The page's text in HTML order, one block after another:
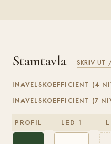
Stamtavla SKRIV UT
INAVELSKOEFFICIENT (4
INAVELSKOEFFICIENT (7
PROFIL LED 1